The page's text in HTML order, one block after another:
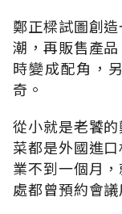
鄭正樑試圖創
潮，再販售產
時變成配角，
奇。
從小就是老饕
菜都是外國進
業不到一個月
處都曾預約會